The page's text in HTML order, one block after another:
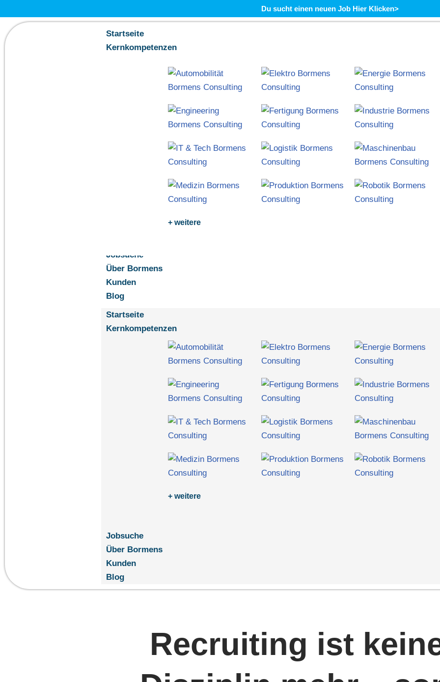
Zum
Du sucht einen neuen Job Hier Klicken>
Startseite
Kernkompetenzen
+ weitere
Jobsuche
Über Bormens
Kunden
Blog
Startseite
Kernkompetenzen
+ weitere
Jobsuche
Über Bormens
Kunden
Blog
Recruiting ist